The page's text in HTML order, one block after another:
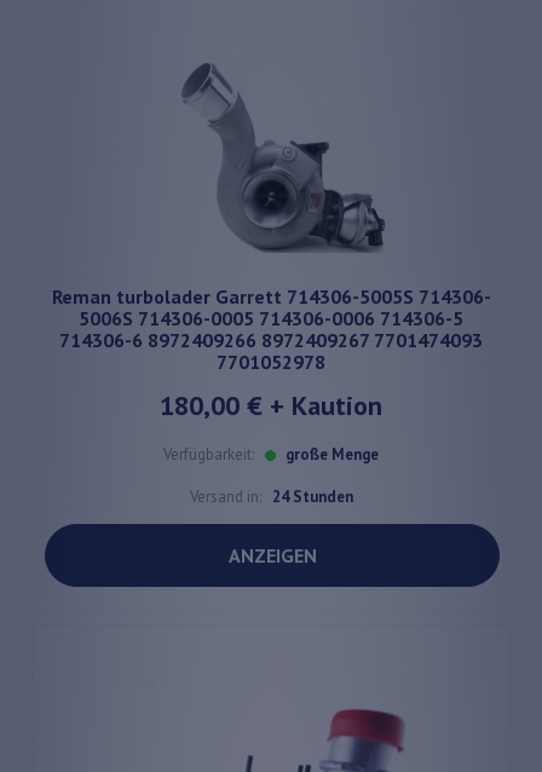
Reman turbolader Garrett 714306-5005S 714306-
5006S 714306-0005 714306-0006 714306-5
714306-6 8972409266 8972409267 7701474093
7701052978
180,00 € + Kaution
Verfügbarkeit: große Menge
Versand in: 24 Stunden
ANZEIGEN